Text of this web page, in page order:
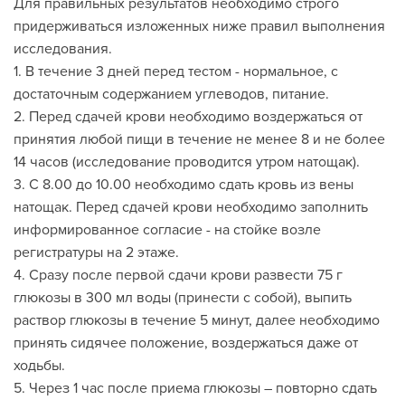
Для правильных результатов необходимо строго
придерживаться изложенных ниже правил выполнения
исследования.
1. В течение 3 дней перед тестом - нормальное, с
достаточным содержанием углеводов, питание.
2. Перед сдачей крови необходимо воздержаться от
принятия любой пищи в течение не менее 8 и не более
14 часов (исследование проводится утром натощак).
3. С 8.00 до 10.00 необходимо сдать кровь из вены
натощак. Перед сдачей крови необходимо заполнить
информированное согласие - на стойке возле
регистратуры на 2 этаже.
4. Сразу после первой сдачи крови развести 75 г
глюкозы в 300 мл воды (принести с собой), выпить
раствор глюкозы в течение 5 минут, далее необходимо
принять сидячее положение, воздержаться даже от
ходьбы.
5. Через 1 час после приема глюкозы – повторно сдать